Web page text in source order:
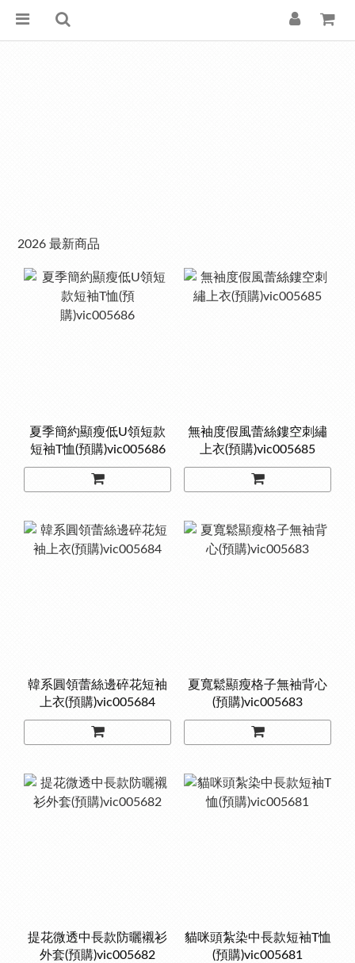
2026 最新商品
夏季簡約顯瘦低U領短款
短袖T恤(預購)vic005686
無袖度假風蕾絲鏤空刺繡
上衣(預購)vic005685
韓系圓領蕾絲邊碎花短袖
上衣(預購)vic005684
夏寬鬆顯瘦格子無袖背心
(預購)vic005683
提花微透中長款防曬襯衫
外套(預購)vic005682
貓咪頭紮染中長款短袖T恤
(預購)vic005681